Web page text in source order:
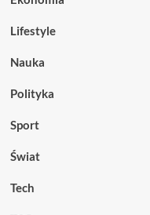
Lifestyle
Nauka
Polityka
Sport
Świat
Tech